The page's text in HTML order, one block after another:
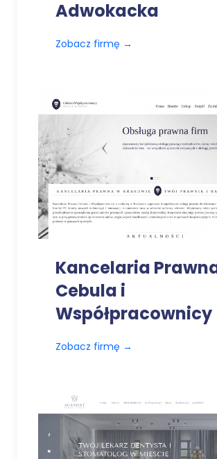
Adwokacka
Zobacz firmę →
Kancelaria
Cebula i
Współpracownicy
Zobacz firmę →